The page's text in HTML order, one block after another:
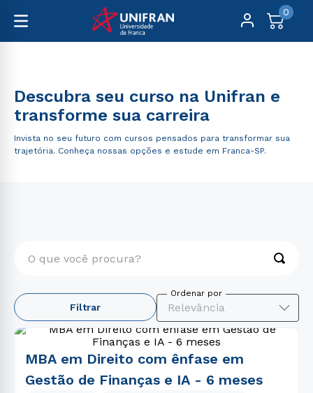
0
Descubra seu curso na Unifran e
transforme sua carreira
Invista no seu futuro com cursos pensados para transformar sua
trajetória. Conheça nossas opções e estude em Franca-SP.
Filtrar Relevância
MBA em Direito com ênfase em
Gestão de Finanças e IA - 6 meses
TERMOS MAIS BUSCADOS
engenharia
2º
enfermagem
3º
medicina
4
educação física